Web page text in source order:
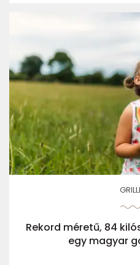
Rekord méretű, 84
egy magyar